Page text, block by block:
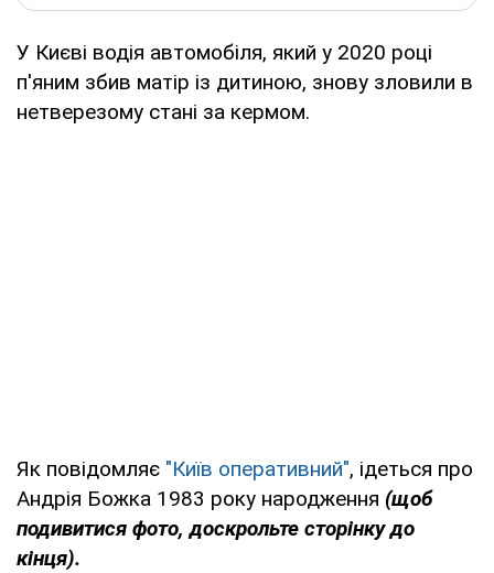
У Києві водія автомобіля, який у 2020 році
п'яним збив матір із дитиною, знову зловили в
нетверезому стані за кермом.
Як повідомляє "Київ оперативний", ідеться про
Андрія Божка 1983 року народження (щоб
подивитися фото, доскрольте сторінку до
кінця).